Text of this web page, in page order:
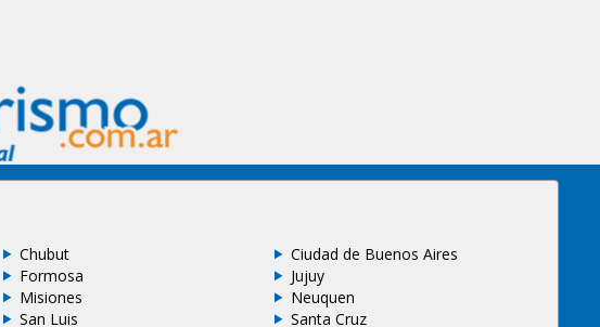
Chubut
Ciudad de Buenos Aires
Formosa
Jujuy
Misiones
Neuquen
San Luis
Santa Cruz